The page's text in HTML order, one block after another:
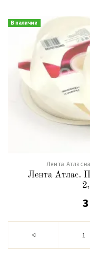
В наличии
Лента
Лента Атлас.